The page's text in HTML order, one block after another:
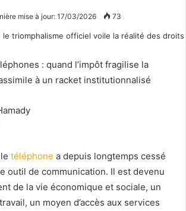
mise à jour: 17/03/2026 73
: quand l’impôt fragilise la
à un racket institutionnalisé
téléphone a depuis longtemps cessé
outil de communication. Il est devenu
de la vie économique et sociale, un
un moyen d’accès aux services